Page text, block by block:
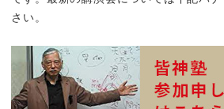
さい。